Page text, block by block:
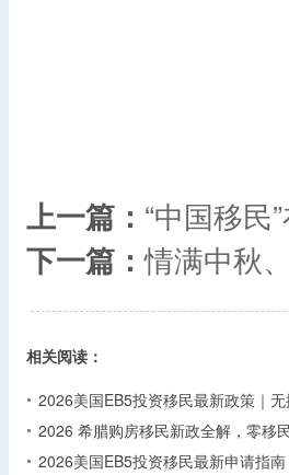
上一篇： “中国移民
下一篇：情满中秋
相关阅读：
2026美国EB5投资移民最新政策｜
2026 希腊购房移民新政全解，零移
2026美国EB5投资移民最新申请指